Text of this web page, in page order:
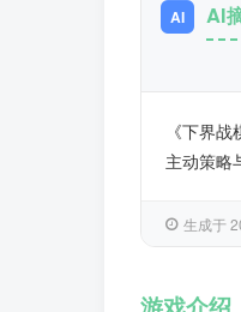
AI AI
《下界
主动策略
生成于